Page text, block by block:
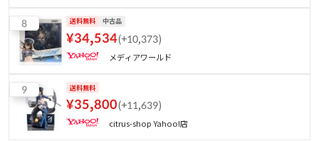
8 送料無料 中古品
¥34,534(+10,373)
メディアワールド
9 送料無料
¥35,800(+11,639)
citrus-shop Yahoo!店